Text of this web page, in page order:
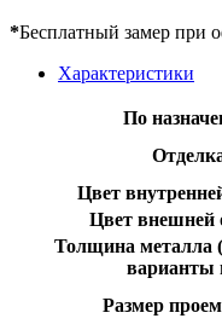
*Бесплатный замер при
Характеристики
По
Цвет
Цвет внешней
Толщина металла
варианты
Размер